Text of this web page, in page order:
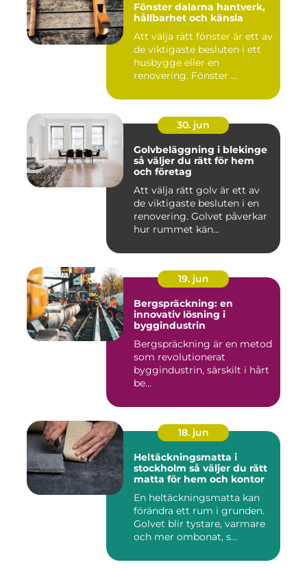
Fönster dalarna hantverk,
hållbarhet och känsla
Att välja rätt fönster är ett av
de viktigaste besluten i ett
husbygge eller en
renovering. Fönster ...
30. jun
Golvbeläggning i blekinge
så väljer du rätt för hem
och företag
Att välja rätt golv är ett av
de viktigaste besluten i en
renovering. Golvet påverkar
hur rummet kän...
19. jun
Bergspräckning: en
innovativ lösning i
byggindustrin
Bergspräckning är en metod
som revolutionerat
byggindustrin, särskilt i hårt
be...
18. jun
Heltäckningsmatta i
stockholm så väljer du rätt
matta för hem och kontor
En heltäckningsmatta kan
förändra ett rum i grunden.
Golvet blir tystare, varmare
och mer ombonat, s...